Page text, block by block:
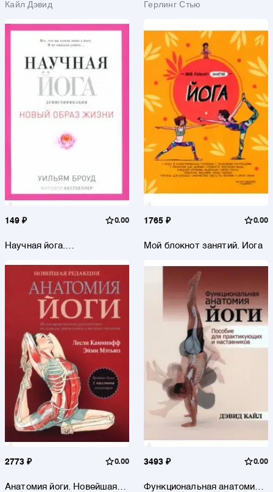
виньяса-йоге
Кайл Дэвид
Иллюстрированное пособие
Герлинг Стью
149 ₽ 0.00
Научная йога.
1765 ₽ 0.00
Мой блокнот занятий. Йога
2773 ₽ 0.00
Анатомия йоги. Новейшая
3493 ₽ 0.00
Функциональная анатомия